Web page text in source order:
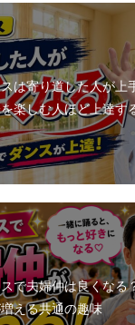
は寄り道した人が上
楽しむ人ほど上達す
で夫婦仲は良くなる
える共通の趣味